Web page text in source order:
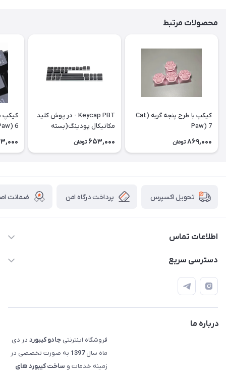
محصولات مرتبط
کیکپ با طرح پنجه گربه (Cat
Paw) 7
869,000 تومان
Keycap PBT - در پوش کلید
مکانیکال پودینگ(بسته
الحاقی) Extra Pudding
653,000 تومان
6
تحویل اکسپرس پرداخت درگاه امن ضمانت
اطلاعات تماس
09120992668
info@jadookb.com
حضوری، با هماهنگی)
دسترسی سریع
حساب کاربری
اصطلاحات و مفاهیم مرتبط به کیبوردهای مکانیکال
درباره ما
فروشگاه اینترنتی جادو کیبورد در دی
ماه سال1397 به صورت تخصصی در
زمینه خدمات و ساخت کیبورد های